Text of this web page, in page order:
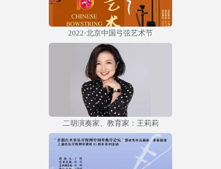
2022·北京中国弓弦艺术节
二胡演奏家、教育家：王莉莉